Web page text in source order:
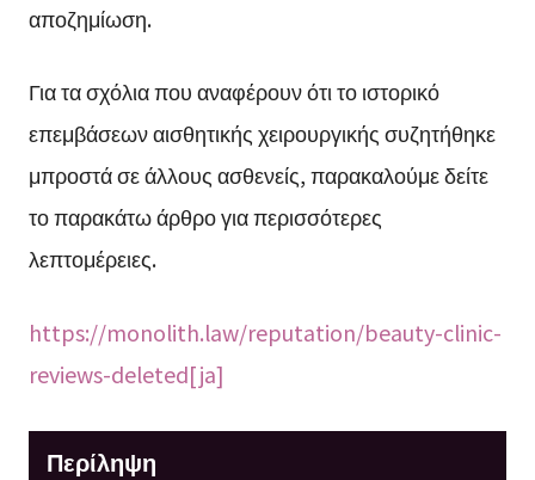
αποζημίωση.
Για τα σχόλια που αναφέρουν ότι το ιστορικό
επεμβάσεων αισθητικής χειρουργικής συζητήθηκε
μπροστά σε άλλους ασθενείς, παρακαλούμε δείτε
το παρακάτω άρθρο για περισσότερες
λεπτομέρειες.
https://monolith.law/reputation/beauty-clinic-
reviews-deleted[ja]
Περίληψη